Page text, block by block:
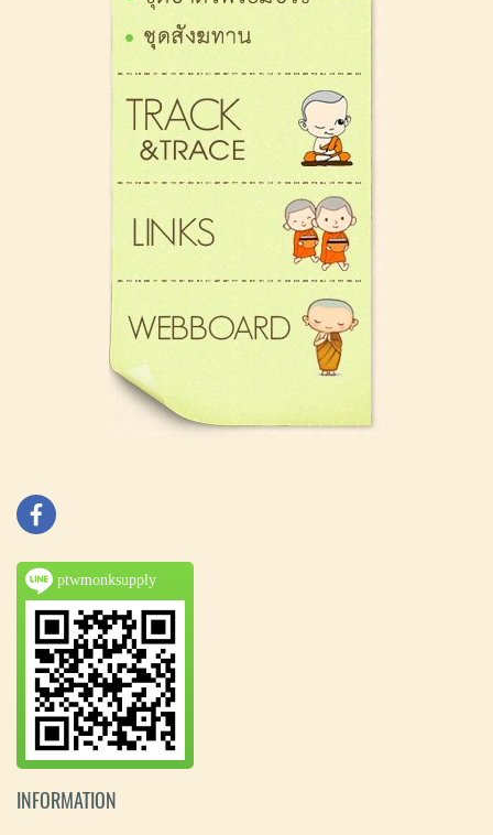
ptwmonksupply
INFORMATION